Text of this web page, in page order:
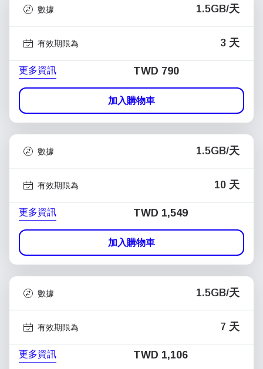
數據 1.5GB/天
有效期限為 3 天
更多資訊 TWD 790
加入購物車
數據 1.5GB/天
有效期限為 10 天
更多資訊 TWD 1,549
加入購物車
數據 1.5GB/天
有效期限為 7 天
更多資訊 TWD 1,106